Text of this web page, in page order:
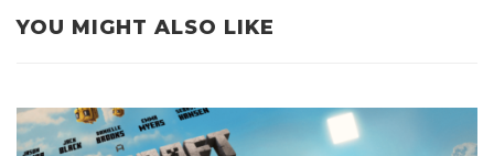
YOU MIGHT ALSO LIKE